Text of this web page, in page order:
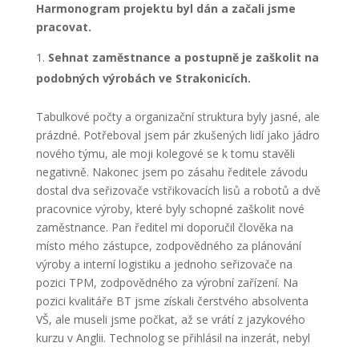
Harmonogram projektu byl dán a začali jsme
pracovat.
Sehnat zaměstnance a postupně je zaškolit na
podobných výrobách ve Strakonicích.
Tabulkové počty a organizační struktura byly jasné, ale
prázdné. Potřeboval jsem pár zkušených lidí jako jádro
nového týmu, ale moji kolegové se k tomu stavěli
negativně. Nakonec jsem po zásahu ředitele závodu
dostal dva seřizovače vstřikovacích lisů a robotů a dvě
pracovnice výroby, které byly schopné zaškolit nové
zaměstnance. Pan ředitel mi doporučil člověka na
místo mého zástupce, zodpovědného za plánování
výroby a interní logistiku a jednoho seřizovače na
pozici TPM, zodpovědného za výrobní zařízení. Na
pozici kvalitáře BT jsme získali čerstvého absolventa
VŠ, ale museli jsme počkat, až se vrátí z jazykového
kurzu v Anglii. Technolog se přihlásil na inzerát, nebyl